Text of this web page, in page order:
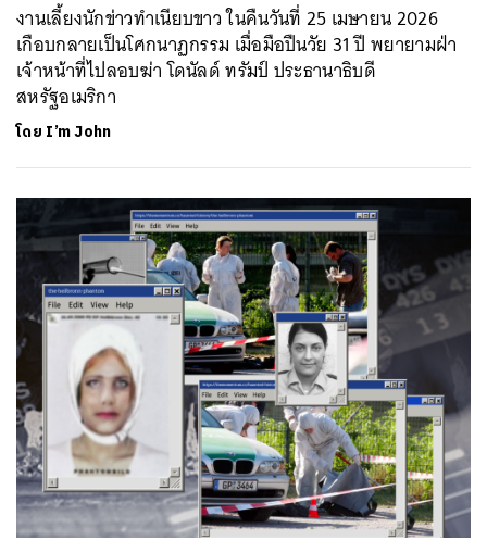
งานเลี้ยงนักข่าวทำเนียบขาว ในคืนวันที่ 25 เมษายน 2026
เกือบกลายเป็นโศกนาฏกรรม เมื่อมือปืนวัย 31 ปี พยายามฝ่า
เจ้าหน้าที่ไปลอบฆ่า โดนัลด์ ทรัมป์ ประธานาธิบดี
สหรัฐอเมริกา
โดย I’m John